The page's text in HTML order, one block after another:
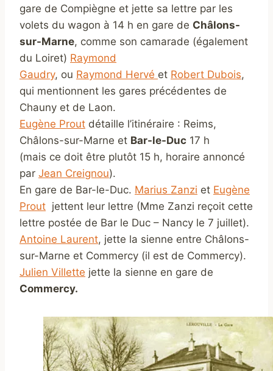
gare de Compiègne et jette sa lettre par les
volets du wagon à 14 h en gare de Châlons-
sur-Marne, comme son camarade (également
du Loiret) Raymond
Gaudry, ou Raymond Hervé et Robert Dubois,
qui mentionnent les gares précédentes de
Chauny et de Laon.
Eugène Prout détaille l’itinéraire : Reims,
Châlons-sur-Marne et Bar-le-Duc 17 h
(mais ce doit être plutôt 15 h, horaire annoncé
par Jean Creignou).
En gare de Bar-le-Duc. Marius Zanzi et Eugène
Prout jettent leur lettre (Mme Zanzi reçoit cette
lettre postée de Bar le Duc – Nancy le 7 juillet).
Antoine Laurent, jette la sienne entre Châlons-
sur-Marne et Commercy (il est de Commercy).
Julien Villette jette la sienne en gare de
Commercy.